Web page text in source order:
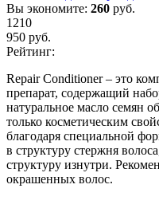
Вы экономите: 260 руб.
1210
950 руб.
Рейтинг:
Repair Conditioner – это
препарат, содержащий
натуральное масло семян
только косметическим
благодаря специальной
в структуру стержня
структуру изнутри.
окрашенных волос.